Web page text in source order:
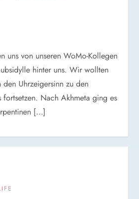
uns von unseren WoMo-Kollegen
hinter uns. Wir wollten
den Uhrzeigersinn zu den
fortsetzen. Nach Akhmeta ging es
[…]